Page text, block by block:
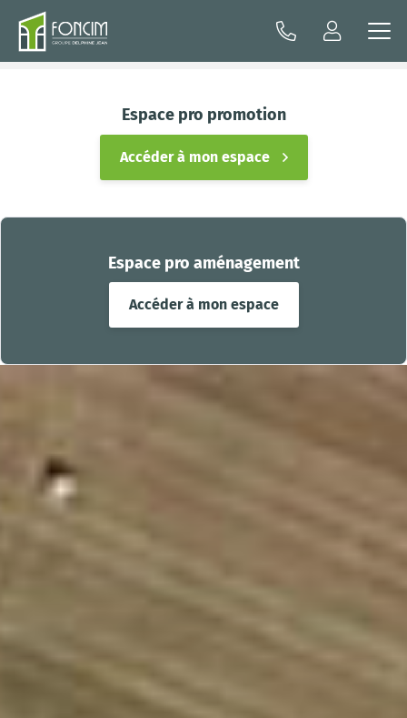
Espace pro aménagement
Accéder à mon espace
Espace pro promotion
Accéder à mon espace